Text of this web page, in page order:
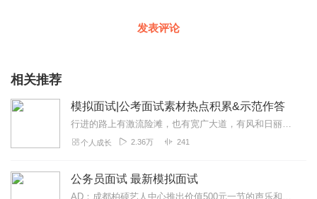
发表评论
相关推荐
模拟面试|公考面试素材热点积累&示范作答
行进的路上有激流险滩，也有宽广大道，有风和日丽，也有电闪雷鸣，眼里紧盯目标。迈开步子向前闯，方向就不会跑偏，最终不断从胜利走向新的胜利。本专辑系公考面试答题的样...
个人成长 2.36万 241
公务员面试 最新模拟面试
AD：成都柏硕艺人中心推出价值500元一节的声乐和流行唱法免费试听课。预约体验地址：http://cd-byshooo.mikecrm.com/mYCl...